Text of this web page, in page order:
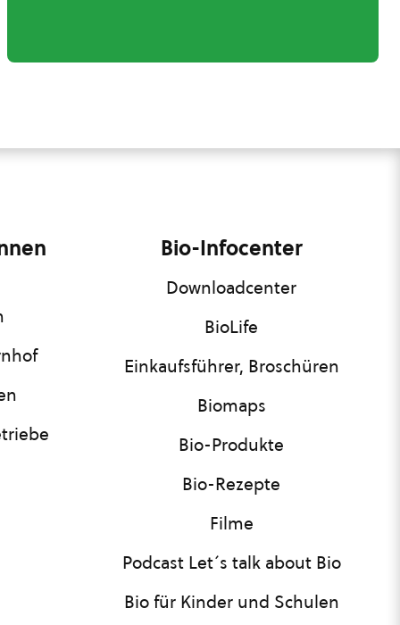
Bio-Infocenter
Downloadcenter
BioLife
Einkaufsführer, Broschüren
Biomaps
Bio-Produkte
Bio-Rezepte
Filme
Podcast Let´s talk about Bio
Bio für Kinder und Schulen